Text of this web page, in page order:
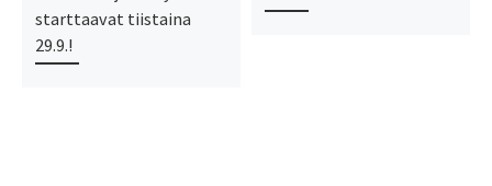
starttaavat tiistaina
29.9.!